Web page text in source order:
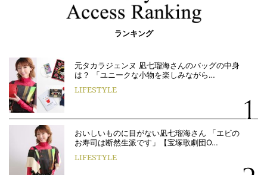
ランキング
元タカラジェンヌ 凪七瑠海さんのバッグの中身
は？ 「ユニークな小物を楽しみながら…
LIFESTYLE
おいしいものに目がない凪七瑠海さん 「エビの
お寿司は断然生派です」【宝塚歌劇団O…
LIFESTYLE